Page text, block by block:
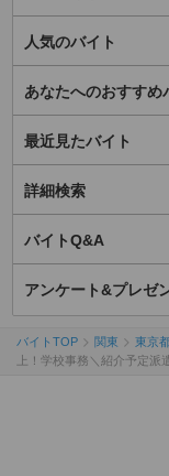
人気のバイト
あなたへのおすすめ
最近見たバイト
詳細検索
バイトQ&A
アンケート&プレゼ
バイトTOP 関東 東京
上！学校事務＼紹介予定派